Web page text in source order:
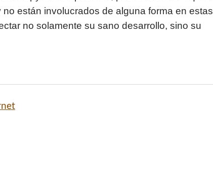
están involucrados de alguna forma en estas
no solamente su sano desarrollo, sino su